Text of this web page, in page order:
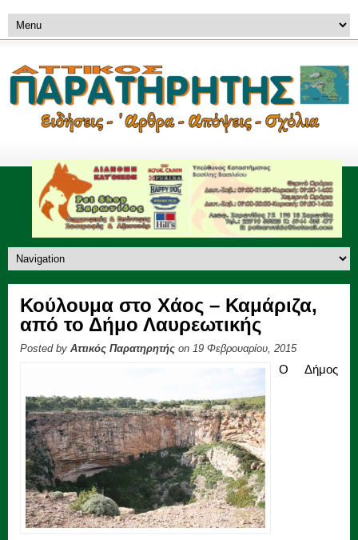
Κούλουμα στο Χάος – Καμάριζα,
από το Δήμο Λαυρεωτικής
Posted by Αττικός Παρατηρητής on 19 Φεβρουαρίου, 2015
Ο Δήμος